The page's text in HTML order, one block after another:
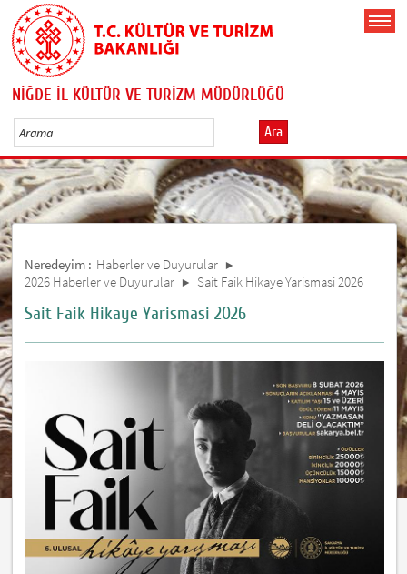
NİĞDE İL KÜLTÜR VE TURİZM MÜDÜRLÜĞÜ
Ara
Neredeyim : Haberler ve Duyurular
2026 Haberler ve Duyurular
Sait Faik Hikaye Yarismasi 2026
Sait Faik Hikaye Yarismasi 2026